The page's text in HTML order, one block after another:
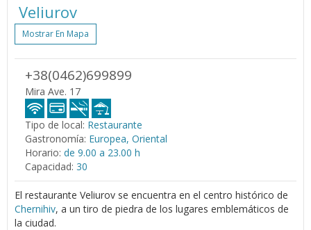
Veliurov
Mostrar En Mapa
+38(0462)699899
Mira Ave. 17
Tipo de local: Restaurante
Gastronomía: Europea, Oriental
Horario: de 9.00 a 23.00 h
Capacidad: 30
El restaurante Veliurov se encuentra en el centro histórico de
Chernihiv, a un tiro de piedra de los lugares emblemáticos de
la ciudad.